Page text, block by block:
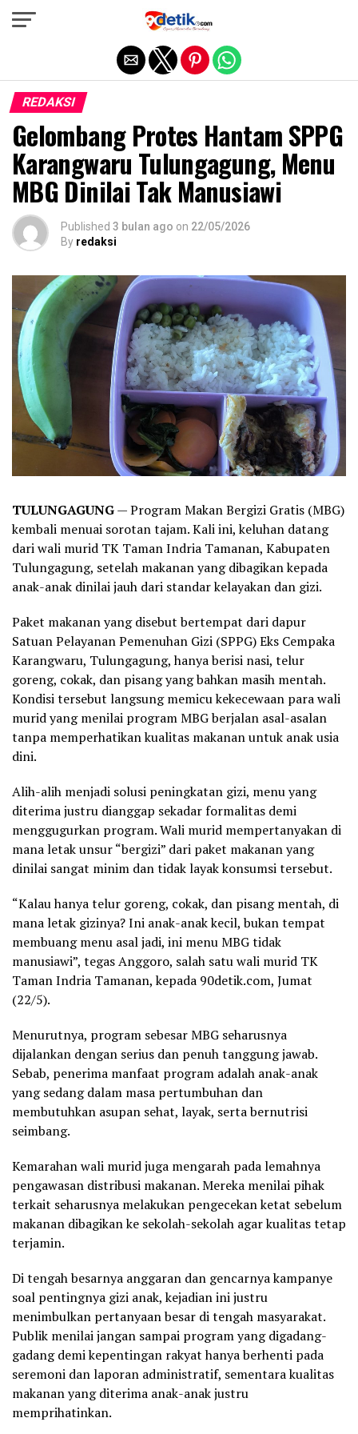
REDAKSI
Gelombang Protes Hantam SPPG
Karangwaru Tulungagung, Menu
MBG Dinilai Tak Manusiawi
Published 3 bulan ago on 22/05/2026
By redaksi
TULUNGAGUNG— Program Makan Bergizi Gratis (MBG)
kembali menuai sorotan tajam. Kali ini, keluhan datang
dari wali murid TK Taman Indria Tamanan, Kabupaten
Tulungagung, setelah makanan yang dibagikan kepada
anak-anak dinilai jauh dari standar kelayakan dan gizi.
Paket makanan yang disebut bertempat dari dapur
Satuan Pelayanan Pemenuhan Gizi (SPPG) Eks Cempaka
Karangwaru, Tulungagung, hanya berisi nasi, telur
goreng, cokak, dan pisang yang bahkan masih mentah.
Kondisi tersebut langsung memicu kekecewaan para wali
murid yang menilai program MBG berjalan asal-asalan
tanpa memperhatikan kualitas makanan untuk anak usia
dini.
Alih-alih menjadi solusi peningkatan gizi, menu yang
diterima justru dianggap sekadar formalitas demi
menggugurkan program. Wali murid mempertanyakan di
mana letak unsur “bergizi” dari paket makanan yang
dinilai sangat minim dan tidak layak konsumsi tersebut.
“Kalau hanya telur goreng, cokak, dan pisang mentah, di
mana letak gizinya? Ini anak-anak kecil, bukan tempat
membuang menu asal jadi, ini menu MBG tidak
manusiawi”, tegas Anggoro, salah satu wali murid TK
Taman Indria Tamanan, kepada 90detik.com, Jumat
(22/5).
Menurutnya, program sebesar MBG seharusnya
dijalankan dengan serius dan penuh tanggung jawab.
Sebab, penerima manfaat program adalah anak-anak
yang sedang dalam masa pertumbuhan dan
membutuhkan asupan sehat, layak, serta bernutrisi
seimbang.
Kemarahan wali murid juga mengarah pada lemahnya
pengawasan distribusi makanan. Mereka menilai pihak
terkait seharusnya melakukan pengecekan ketat sebelum
makanan dibagikan ke sekolah-sekolah agar kualitas tetap
terjamin.
Di tengah besarnya anggaran dan gencarnya kampanye
soal pentingnya gizi anak, kejadian ini justru
menimbulkan pertanyaan besar di tengah masyarakat.
Publik menilai jangan sampai program yang digadang-
gadang demi kepentingan rakyat hanya berhenti pada
seremoni dan laporan administratif, sementara kualitas
makanan yang diterima anak-anak justru
memprihatinkan.
Exit mobile version